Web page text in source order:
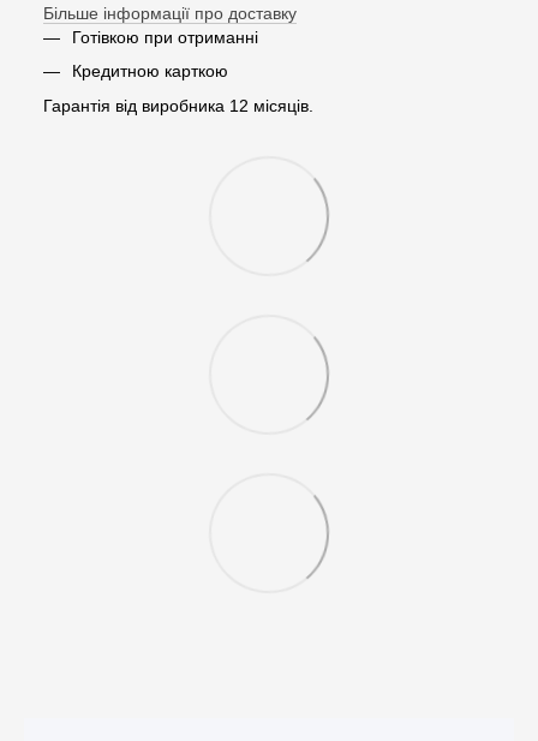
Більше інформації про доставку
Готівкою при отриманні
Кредитною карткою
Гарантія від виробника 12 місяців.